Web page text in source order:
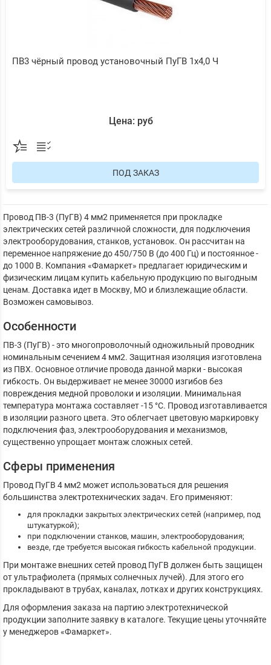
ПВ3 чёрный провод установочный ПуГВ 1х4,0 Ч
Цена: руб
ПОД ЗАКАЗ
Провод ПВ-3 (ПуГВ) 4 мм2 применяется при прокладке
электрических сетей различной сложности, для подключения
электрооборудования, станков, установок. Он рассчитан на
переменное напряжение до 450/750 В (до 400 Гц) и постоянное -
до 1000 В. Компания «Фамаркет» предлагает юридическим и
физическим лицам купить кабельную продукцию по выгодным
ценам. Доставка идет в Москву, МО и близлежащие области.
Возможен самовывоз.
Особенности
ПВ-3 (ПуГВ) - это многопроволочный одножильный проводник
номинальным сечением 4 мм2. Защитная изоляция изготовлена
из ПВХ. Основное отличие провода данной марки - высокая
гибкость. Он выдерживает не менее 30000 изгибов без
повреждения медной проволоки и изоляции. Минимальная
температура монтажа составляет -15 °С. Провод изготавливается
в изоляции разного цвета. Это облегчает цветовую маркировку
подключения фаз, электрооборудования и механизмов,
существенно упрощает монтаж сложных сетей.
Сферы применения
Провод ПуГВ 4 мм2 может использоваться для решения
большинства электротехнических задач. Его применяют:
для прокладки закрытых электрических сетей (например, под
штукатуркой);
при подключении станков, машин, электрооборудования;
везде, где требуется высокая гибкость кабельной продукции.
При монтаже внешних сетей провод ПуГВ должен быть защищен
от ультрафиолета (прямых солнечных лучей). Для этого его
прокладывают в трубах, каналах, лотках и других конструкциях.
Для оформления заказа на партию электротехнической
продукции заполните заявку в каталоге. Текущие цены уточняйте
у менеджеров «Фамаркет».